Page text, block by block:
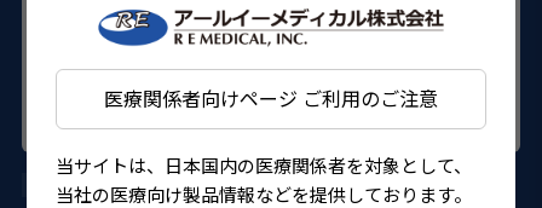
医療関係者向けページ ご利用のご注意
当サイトは、日本国内の医療関係者を対象として、
当社の医療向け製品情報などを提供しております。
54330